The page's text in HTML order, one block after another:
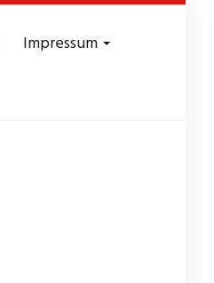
Impressum